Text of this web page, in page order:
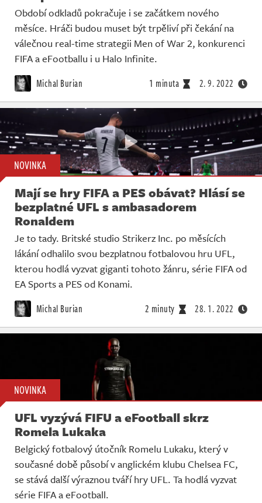
Období odkladů pokračuje i se začátkem nového
měsíce. Hráči budou muset být trpěliví při čekání na
válečnou real-time strategii Men of War 2, konkurenci
FIFA a eFootballu i u Halo Infinite.
Michal Burian 1 minuta 2. 9. 2022
NOVINKA
Mají se hry FIFA a PES obávat? Hlásí se
bezplatné UFL s ambasadorem
Ronaldem
Je to tady. Britské studio Strikerz Inc. po měsících
lákání odhalilo svou bezplatnou fotbalovou hru UFL,
kterou hodlá vyzvat giganti tohoto žánru, série FIFA od
EA Sports a PES od Konami.
Michal Burian 2 minuty 28. 1. 2022
NOVINKA
UFL vyzývá FIFU a eFootball skrz
Romela Lukaka
Belgický fotbalový útočník Romelu Lukaku, který v
současné době působí v anglickém klubu Chelsea FC,
se stává další výraznou tváří hry UFL. Ta hodlá vyzvat
série FIFA a eFootball.